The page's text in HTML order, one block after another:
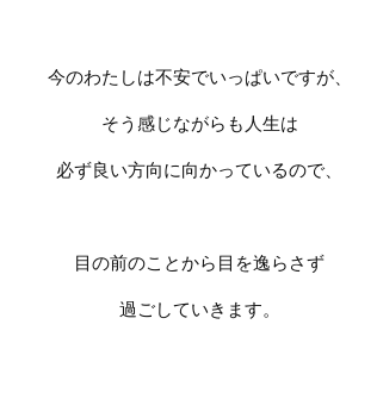
今のわたしは不安でいっぱいですが、
そう感じながらも人生は
必ず良い方向に向かっているので、
目の前のことから目を逸らさず
過ごしていきます。